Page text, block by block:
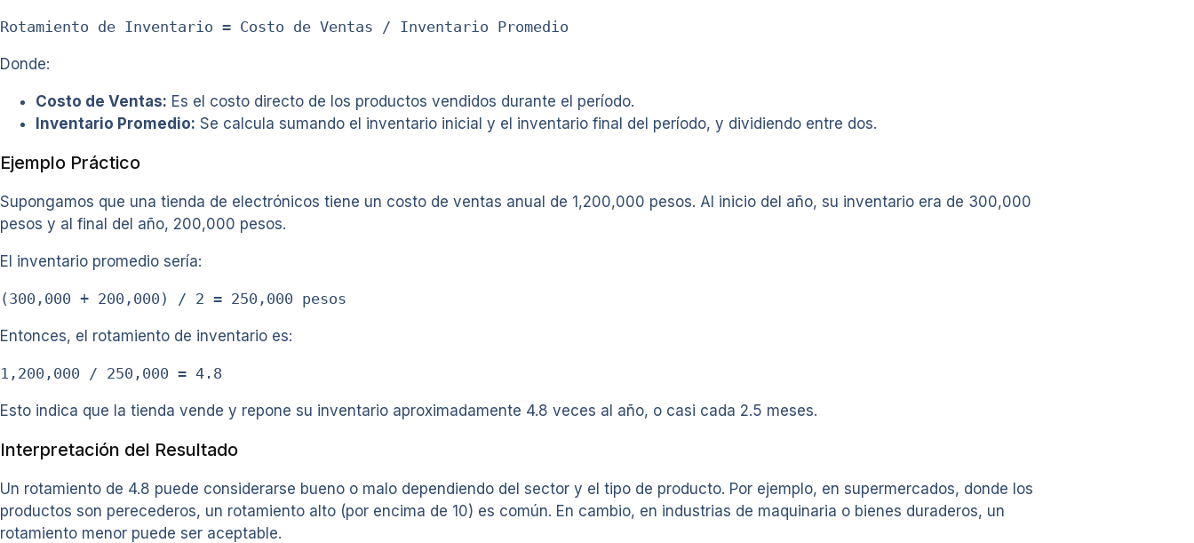
Rotamiento de Inventario = Costo de Ventas / Inventario Promedio
Donde:
Costo de Ventas: Es el costo directo de los productos vendidos durante el período.
Inventario Promedio: Se calcula sumando el inventario inicial y el inventario final del período, y dividiendo entre dos.
Ejemplo Práctico
Supongamos que una tienda de electrónicos tiene un costo de ventas anual de 1,200,000 pesos. Al inicio del año, su inventario era de 300,000
pesos y al final del año, 200,000 pesos.
El inventario promedio sería:
(300,000 + 200,000) / 2 = 250,000 pesos
Entonces, el rotamiento de inventario es:
1,200,000 / 250,000 = 4.8
Esto indica que la tienda vende y repone su inventario aproximadamente 4.8 veces al año, o casi cada 2.5 meses.
Interpretación del Resultado
Un rotamiento de 4.8 puede considerarse bueno o malo dependiendo del sector y el tipo de producto. Por ejemplo, en supermercados, donde los
productos son perecederos, un rotamiento alto (por encima de 10) es común. En cambio, en industrias de maquinaria o bienes duraderos, un
rotamiento menor puede ser aceptable.